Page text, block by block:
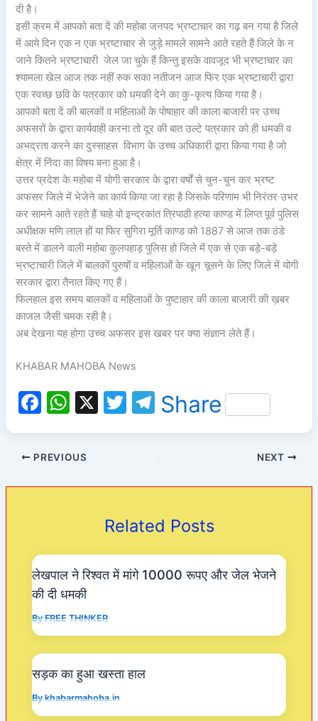
दी है।
इसी क्रम में आपको बता दें की महोबा जनपद भ्रष्टाचार का गढ़ बन गया है जिले
में आये दिन एक न एक भ्रष्टाचार से जुड़े मामले सामने आते रहते हैं जिले के न
जाने कितने भ्रष्टाचारी जेल जा चुके हैं किन्तु इसके वावजूद भी भ्रष्टाचार का
श्यामला खेल आज तक नहीं रुक सका नतीजन आज फिर एक भ्रष्टाचारी द्वारा
एक स्वच्छ छवि के पत्रकार को धमकी देने का कु-कृत्य किया गया है।
आपको बता दें की बालकों व महिलाओं के पोषाहार की काला बाजारी पर उच्च
अफसरों के द्वारा कार्यवाही करना तो दूर की बात उल्टे पत्रकार को ही धमकी व
अभद्रता करने का दुस्साहस विभाग के उच्च अधिकारी द्वारा किया गया है जो
क्षेत्र में निंदा का विषय बना हुआ है।
उत्तर प्रदेश के महोबा में योगी सरकार के द्वारा वर्षों से चुन-चुन कर भ्रष्ट
अफसर जिले में भेजेने का कार्य किया जा रहा है जिसके परिणाम भी निरंतर उभर
कर सामने आते रहते हैं चाहे वो इन्द्रकांत त्रिपाठी हत्या काण्ड में लिप्त पूर्व पुलिस
अधीक्षक मणि लाल हों या फिर सुगिरा मूर्ति काण्ड को 1887 से आज तक ठंडे
बस्ते में डालने वाली महोबा कुलपहाड़ पुलिस हो जिले में एक से एक बड़े-बड़े
भ्रष्टाचारी जिले में बालकों पुरुषों व महिलाओं के खून चूसने के लिए जिले में योगी
सरकार द्वारा तैनात किए गए हैं।
फिलहाल इस समय बालकों व महिलाओं के पुष्टाहार की काला बाजारी की ख़बर
काजल जैसी चमक रही है।
अब देखना यह होगा उच्च अफसर इस खबर पर क्या संज्ञान लेते हैं।
KHABAR MAHOBA News
F
c
e
b
k
W
at
s
A
X
T
T
a
m
Share
PREVIOUS NEXT
Related Posts
लेखपाल ने रिश्वत में मांगे 10000 रूपए और जेल भेजने
की दी धमकी
By FREE THINKER
सड़क का हुआ खस्ता हाल
Bykhabarmahoba.in